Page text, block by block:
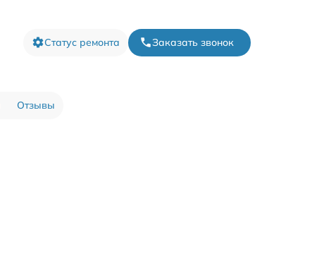
Статус ремонта Заказать звонок
Отзывы